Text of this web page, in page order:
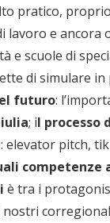
pratico,
lavoro e
e scuole di
di simulare
futuro:
; il processo
: elevator pitch,
competenze
è tra i